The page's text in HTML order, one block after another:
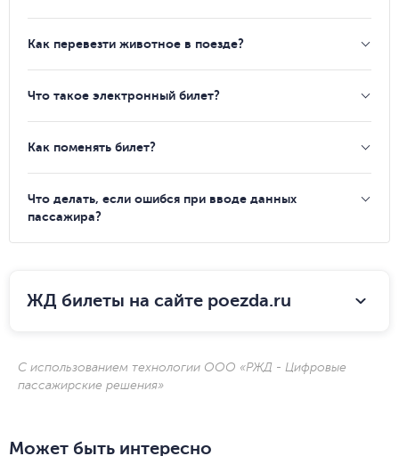
Как перевезти животное в поезде?
Что такое электронный билет?
Как поменять билет?
Что делать, если ошибся при вводе данных
пассажира?
ЖД билеты на сайте poezda.ru
С использованием технологии ООО «РЖД - Цифровые
пассажирские решения»
Может быть интересно